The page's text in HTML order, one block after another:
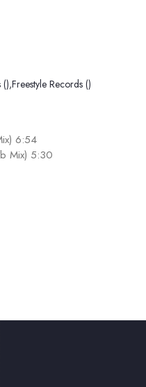
(),Freestyle Records ()
6:54
Mix) 5:30